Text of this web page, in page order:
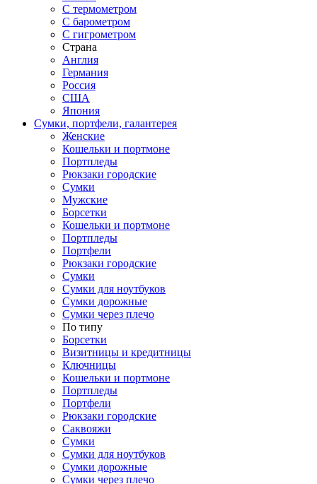
С термометром
С барометром
С гигрометром
Страна
Англия
Германия
Россия
США
Япония
Сумки, портфели, галантерея
Женские
Кошельки и портмоне
Портпледы
Рюкзаки городские
Сумки
Мужские
Борсетки
Кошельки и портмоне
Портпледы
Портфели
Рюкзаки городские
Сумки
Сумки для ноутбуков
Сумки дорожные
Сумки через плечо
По типу
Борсетки
Визитницы и кредитницы
Ключницы
Кошельки и портмоне
Портпледы
Портфели
Рюкзаки городские
Саквояжи
Сумки
Сумки для ноутбуков
Сумки дорожные
Сумки через плечо